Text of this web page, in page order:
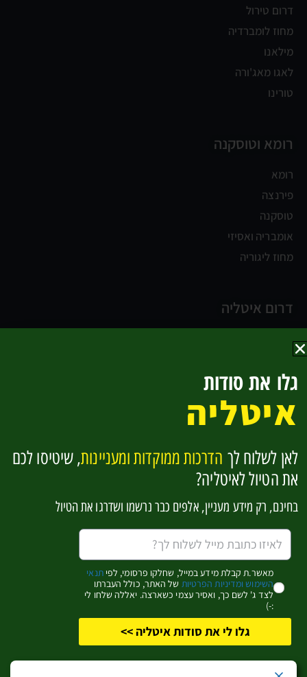
דרום טירול
מחוז לומברדיה
מילאנו
לאגו מאג'ורה
טורינו
רומא וטוסקנה
רומא
פירנצה
טוסקנה
אומבריה ואסיזי
מחוז ליגוריה
דרום איטליה
נאפולי
קמפניה וחוף אמלפי
החוף האדריאטי
בזיליקטה וקלבריה
סיציליה
להפוך למומחים לאיטליה בקליק אחד
אשמח לקבל מידע מעניין (שחלקו פרסומי)
כן, זה מעניין אותי!
גלו את סודות
איטליה
לאן לשלוח לך הדרכות ממוקדות ומעניינות, שיטיסו לכם
את הטיול לאיטליה?
בחינם, רק מידע מעניין, אלפים כבר נרשמו ושדרגו את הטיול
מאשר.ת קבלת מידע במייל, שחלקו פרסומי, לפיתנאי
השימוש ומדיניות הפרטיות של האתר, כולל העברתו
לצד ג' לשם כך, ואסיר עצמי כשארצה. יאללה שלחו לי
:-)
גלו לי את סודות איטליה >>